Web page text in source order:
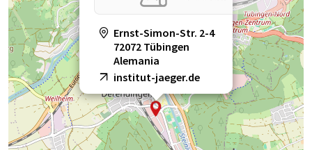
Ernst-Simon-Str. 2-4
72072 Tübingen
Alemania
institut-jaeger.de